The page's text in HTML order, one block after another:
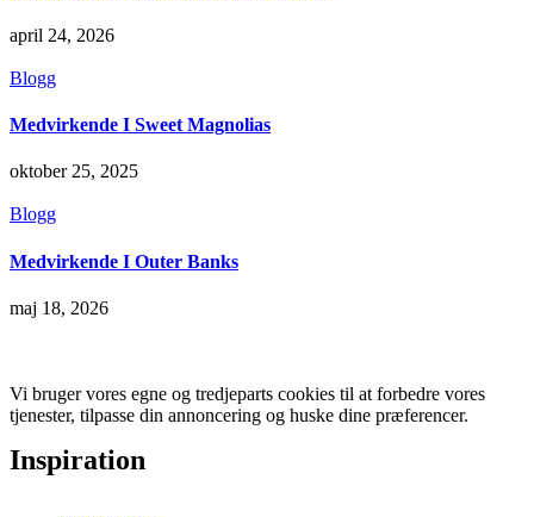
april 24, 2026
Blogg
Medvirkende I Sweet Magnolias
oktober 25, 2025
Blogg
Medvirkende I Outer Banks
maj 18, 2026
Vi bruger vores egne og tredjeparts cookies til at forbedre vores
tjenester, tilpasse din annoncering og huske dine præferencer.
Inspiration